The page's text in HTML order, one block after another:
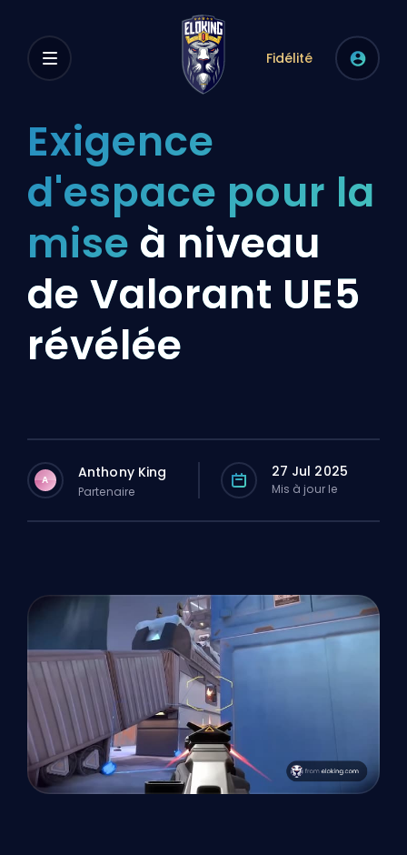
Fidélité
Exigence
d'espace pour la
mise à niveau
de Valorant UE5
révélée
A Anthony King
Partenaire
27 Jul 2025
Mis à jour le